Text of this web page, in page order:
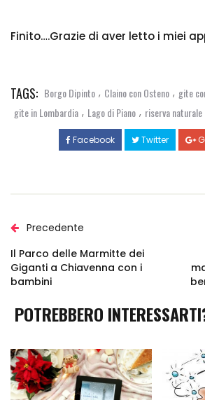
Finito….Grazie di aver letto i miei
TAGS: Borgo Dipinto , Claino con Osteno , gite
gite in Lombardia , Lago di Piano , riserva naturale
Facebook Twitter
Precedente
Il Parco delle Marmitte dei
Giganti a Chiavenna con i
bambini
POTREBBERO